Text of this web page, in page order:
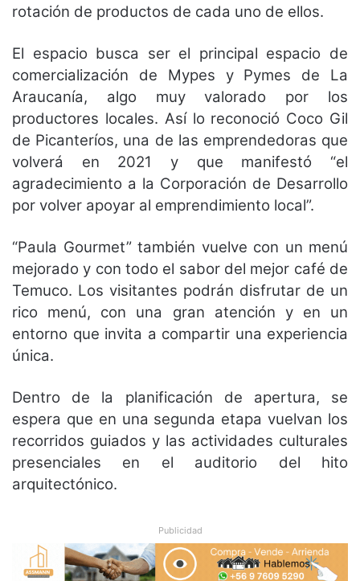
rotación de productos de cada uno de ellos.
El espacio busca ser el principal espacio de
comercialización de Mypes y Pymes de La
Araucanía, algo muy valorado por los
productores locales. Así lo reconoció Coco Gil
de Picanteríos, una de las emprendedoras que
volverá en 2021 y que manifestó “el
agradecimiento a la Corporación de Desarrollo
por volver apoyar al emprendimiento local”.
“Paula Gourmet” también vuelve con un menú
mejorado y con todo el sabor del mejor café de
Temuco. Los visitantes podrán disfrutar de un
rico menú, con una gran atención y en un
entorno que invita a compartir una experiencia
única.
Dentro de la planificación de apertura, se
espera que en una segunda etapa vuelvan los
recorridos guiados y las actividades culturales
presenciales en el auditorio del hito
arquitectónico.
Publicidad